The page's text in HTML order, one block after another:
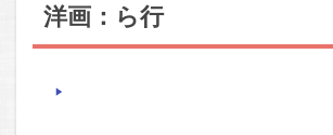
洋画：ら行